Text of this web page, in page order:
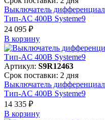
Выключатель
Тип-AC 400В Systeme9
24 095 ₽
В корзинy
Артикул: S9R12463
Срок поставки: 2 дня
Выключатель
Тип-AC 400В Systeme9
14 335 ₽
В корзинy